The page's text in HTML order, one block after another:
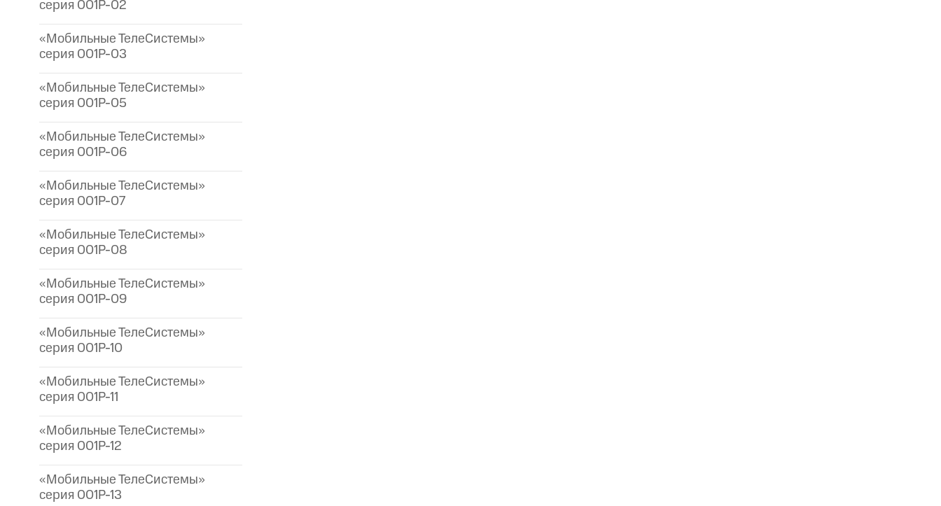
серия 001P-02
«Мобильные ТелеСистемы»
серия 001P-03
«Мобильные ТелеСистемы»
серия 001P-05
«Мобильные ТелеСистемы»
серия 001P-06
«Мобильные ТелеСистемы»
серия 001P-07
«Мобильные ТелеСистемы»
серия 001P-08
«Мобильные ТелеСистемы»
серия 001P-09
«Мобильные ТелеСистемы»
серия 001P-10
«Мобильные ТелеСистемы»
серия 001P-11
«Мобильные ТелеСистемы»
серия 001P-12
«Мобильные ТелеСистемы»
серия 001P-13